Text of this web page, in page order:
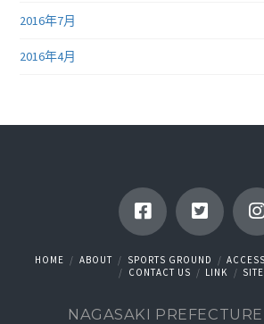
2016年7月
2016年4月
HOME ABOUT SPORTS GROUND ACCESS
CONTACT US
LINK
NAGASAKI